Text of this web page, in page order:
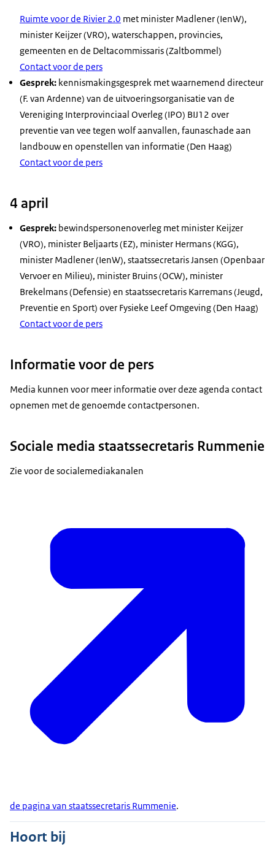
Ruimte voor de Rivier 2.0 met minister Madlener (IenW),
minister Keijzer (VRO), waterschappen, provincies,
gemeenten en de Deltacommissaris (Zaltbommel)
Contact voor de pers
Gesprek: kennismakingsgesprek met waarnemend directeur
(F. van Ardenne) van de uitvoeringsorganisatie van de
Vereniging Interprovinciaal Overleg (IPO) BIJ12 over
preventie van vee tegen wolf aanvallen, faunaschade aan
landbouw en openstellen van informatie (Den Haag)
Contact voor de pers
4 april
Gesprek: bewindspersonenoverleg met minister Keijzer
(VRO), minister Beljaarts (EZ), minister Hermans (KGG),
minister Madlener (IenW), staatssecretaris Jansen (Openbaar
Vervoer en Milieu), minister Bruins (OCW), minister
Brekelmans (Defensie) en staatssecretaris Karremans (Jeugd,
Preventie en Sport) over Fysieke Leef Omgeving (Den Haag)
Contact voor de pers
Informatie voor de pers
Media kunnen voor meer informatie over deze agenda contact
opnemen met de genoemde contactpersonen.
Sociale media staatssecretaris Rummenie
Zie voor de socialemediakanalen
de pagina van staatssecretaris Rummenie.
Hoort bij